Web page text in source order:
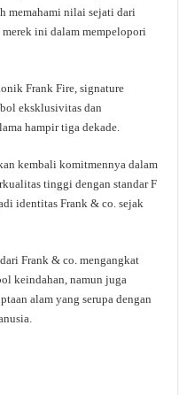
memahami nilai sejati dari
ini dalam mempelopori
Frank Fire, signature
eksklusivitas dan
hampir tiga dekade.
kembali komitmennya dalam
tinggi dengan standar F
identitas Frank & co. sejak
Frank & co. mengangkat
keindahan, namun juga
alam yang serupa dengan